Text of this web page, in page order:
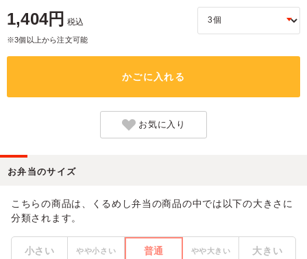
1,404円 税込
※3個以上から注文可能
かごに入れる
お気に入り
お弁当のサイズ
こちらの商品は、くるめし弁当の商品の中では以下の大きさに
分類されます。
小さい やや小さい 普通 やや大きい 大きい